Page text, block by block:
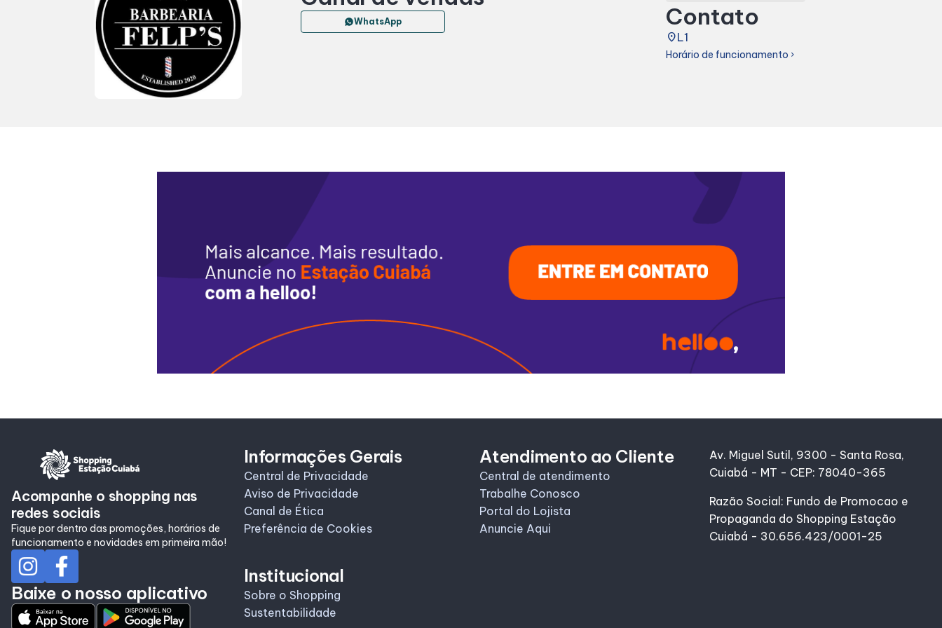
WhatsApp Contato
placeL1
Horário de funcionamento chevron_right
Acompanhe o shopping nas
redes sociais
Fique por dentro das promoções, horários de
funcionamento e novidades em primeira mão!
Baixe o nosso aplicativo
Informações Gerais
Central de Privacidade
Aviso de Privacidade
Canal de Ética
Preferência de Cookies
Institucional
Sobre o Shopping
Sustentabilidade
Atendimento ao Cliente
Central de atendimento
Trabalhe Conosco
Portal do Lojista
Anuncie Aqui
Av. Miguel Sutil, 9300 - Santa Rosa,
Cuiabá - MT - CEP: 78040-365
Razão Social: Fundo de Promocao e
Propaganda do Shopping Estação
Cuiabá - 30.656.423/0001-25